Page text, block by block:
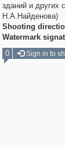
зданий и других
Н.А.Найденова)
Shooting
Watermark
0
Sign in to